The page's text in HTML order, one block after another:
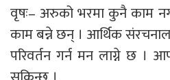
वृषः– अरुको भरमा कुनै काम
काम बन्ने छन् । आर्थिक
परिवर्तन गर्न मन लाग्ने छ ।